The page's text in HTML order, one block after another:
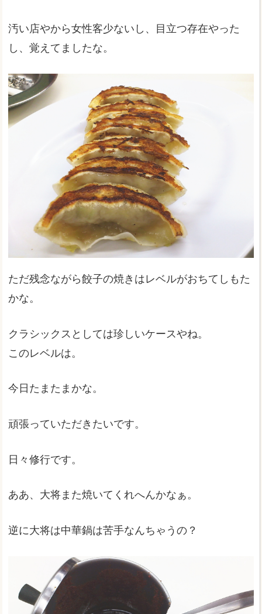
汚い店やから女性客少ないし、目立つ存在やった
し、覚えてましたな。
ただ残念ながら餃子の焼きはレベルがおちてしもた
かな。
クラシックスとしては珍しいケースやね。
このレベルは。
今日たまたまかな。
頑張っていただきたいです。
日々修行です。
ああ、大将また焼いてくれへんかなぁ。
逆に大将は中華鍋は苦手なんちゃうの？